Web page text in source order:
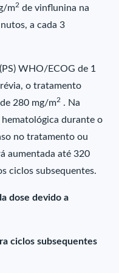
m2 de vinflunina na
a cada 3
WHO/ECOG de 1
o tratamento
280 mg/m2 . Na
durante o
no tratamento ou
aumentada até 320
ciclos subsequentes.
dose devido a
ciclos subsequentes